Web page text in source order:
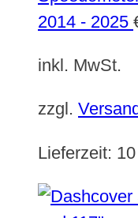
2014 - 2025
inkl. MwSt.
zzgl. Versand
Lieferzeit: